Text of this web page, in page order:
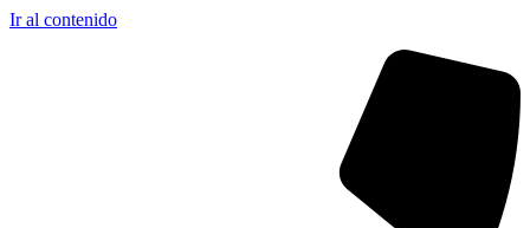
Ir al contenido